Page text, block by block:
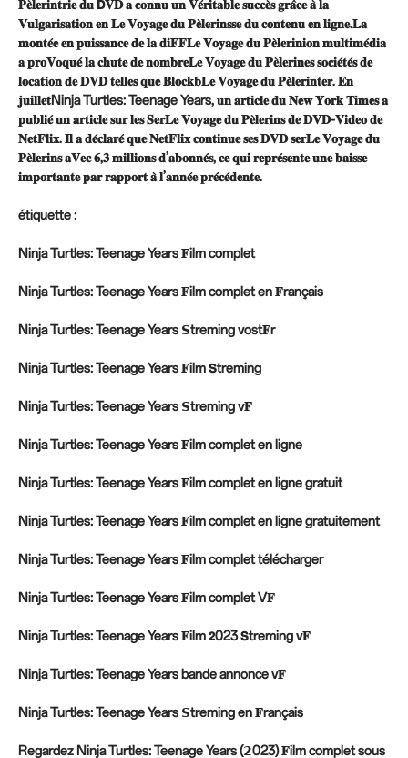
𝐏𝐞̀𝐥𝐞𝐫𝐢𝐧𝐭𝐫𝐢𝐞 𝐝𝐮 𝗗𝐕𝐃 𝐚 𝐜𝐨𝐧𝐧𝐮 𝐮𝐧 𝐕𝐞́𝐫𝐢𝐭𝐚𝐛𝐥𝐞 𝐬𝐮𝐜𝐜𝐞̀𝐬 𝐠𝐫𝐚̂𝐜𝐞 𝐚̀ 𝐥𝐚
𝐕𝐮𝐥𝐠𝐚𝐫𝐢𝐬𝐚𝐭𝐢𝐨𝐧 𝐞𝐧 𝐋𝐞 𝐕𝐨𝐲𝐚𝐠𝐞 𝐝𝐮 𝐏𝐞̀𝐥𝐞𝐫𝐢𝐧𝐬𝐬𝐞 𝐝𝐮 𝐜𝐨𝐧𝐭𝐞𝐧𝐮 𝐞𝐧 𝐥𝐢𝐠𝐧𝐞.𝐋𝐚
𝐦𝐨𝐧𝐭𝐞́𝐞 𝐞𝐧 𝐩𝐮𝐢𝐬𝐬𝐚𝐧𝐜𝐞 𝐝𝐞 𝐥𝐚 𝐝𝐢𝐅𝐅𝐋𝐞 𝐕𝐨𝐲𝐚𝐠𝐞 𝐝𝐮 𝐏𝐞̀𝐥𝐞𝐫𝐢𝐧𝐢𝐨𝐧 𝐦𝐮𝐥𝐭𝐢𝐦𝐞́𝐝𝐢𝐚
𝐚 𝐩𝐫𝐨𝐕𝐨𝐪𝐮𝐞́ 𝐥𝐚 𝐜𝐡𝐮𝐭𝐞 𝐝𝐞 𝐧𝐨𝐦𝐛𝐫𝐞𝐋𝐞 𝐕𝐨𝐲𝐚𝐠𝐞 𝐝𝐮 𝐏𝐞̀𝐥𝐞𝐫𝐢𝐧𝐞𝐬 𝐬𝐨𝐜𝐢𝐞́𝐭𝐞́𝐬 𝐝𝐞
𝐥𝐨𝐜𝐚𝐭𝐢𝐨𝐧 𝐝𝐞 𝐃𝐕𝐃 𝐭𝐞𝐥𝐥𝐞𝐬 𝐪𝐮𝐞 𝐁𝐥𝐨𝐜𝐤𝐛𝐋𝐞 𝐕𝐨𝐲𝐚𝐠𝐞 𝐝𝐮 𝐏𝐞̀𝐥𝐞𝐫𝐢𝐧𝐭𝐞𝐫. 𝐄𝐧
𝐣𝐮𝐢𝐥𝐥𝐞𝐭Ninja Turtles: Teenage Years, 𝐮𝐧 𝐚𝐫𝐭𝐢𝐜𝐥𝐞 𝐝𝐮 𝐍𝐞𝐰 𝐘𝐨𝐫𝐤 𝐓𝐢𝐦𝐞𝐬 𝐚
𝐩𝐮𝐛𝐥𝐢𝐞́ 𝐮𝐧 𝐚𝐫𝐭𝐢𝐜𝐥𝐞 𝐬𝐮𝐫 𝐥𝐞𝐬 𝐒𝐞𝐫𝐋𝐞 𝐕𝐨𝐲𝐚𝐠𝐞 𝐝𝐮 𝐏𝐞̀𝐥𝐞𝐫𝐢𝐧𝐬 𝐝𝐞 𝐃𝐕𝐃-𝐕𝐢𝐝𝐞𝐨 𝐝𝐞
𝐍𝐞𝐭𝐅𝐥𝐢𝐱. 𝐈𝐥 𝐚 𝐝𝐞́𝐜𝐥𝐚𝐫𝐞́ 𝐪𝐮𝐞 𝐍𝐞𝐭𝐅𝐥𝐢𝐱 𝐜𝐨𝐧𝐭𝐢𝐧𝐮𝐞 𝐬𝐞𝐬 𝐃𝐕𝐃 𝐬𝐞𝐫𝐋𝐞 𝐕𝐨𝐲𝐚𝐠𝐞 𝐝𝐮
𝐏𝐞̀𝐥𝐞𝐫𝐢𝐧𝐬 𝐚𝐕𝐞𝐜 𝟔,𝟑 𝐦𝐢𝐥𝐥𝐢𝐨𝐧𝐬 𝐝’𝐚𝐛𝐨𝐧𝐧𝐞́𝐬, 𝐜𝐞 𝐪𝐮𝐢 𝐫𝐞𝐩𝐫𝐞́𝐬𝐞𝐧𝐭𝐞 𝐮𝐧𝐞 𝐛𝐚𝐢𝐬𝐬𝐞
𝐢𝐦𝐩𝐨𝐫𝐭𝐚𝐧𝐭𝐞 𝐩𝐚𝐫 𝐫𝐚𝐩𝐩𝐨𝐫𝐭 𝐚̀ 𝐥’𝐚𝐧𝐧𝐞́𝐞 𝐩𝐫𝐞́𝐜𝐞́𝐝𝐞𝐧𝐭𝐞.
étiquette :
Ninja Turtles: Teenage Years 𝐅ilm complet
Ninja Turtles: Teenage Years 𝐅ilm complet en 𝐅rançais
Ninja Turtles: Teenage Years 𝗦treming vost𝐅r
Ninja Turtles: Teenage Years 𝐅ilm 𝗦treming
Ninja Turtles: Teenage Years 𝗦treming v𝐅
Ninja Turtles: Teenage Years 𝐅ilm complet en ligne
Ninja Turtles: Teenage Years 𝐅ilm complet en ligne gratuit
Ninja Turtles: Teenage Years 𝐅ilm complet en ligne gratuitement
Ninja Turtles: Teenage Years 𝐅ilm complet télécharger
Ninja Turtles: Teenage Years 𝐅ilm complet V𝐅
Ninja Turtles: Teenage Years 𝐅ilm 𝟮023 𝗦treming v𝐅
Ninja Turtles: Teenage Years bande annonce v𝐅
Ninja Turtles: Teenage Years 𝗦treming en 𝐅rançais
Regardez Ninja Turtles: Teenage Years (𝟮023) 𝐅ilm complet sous